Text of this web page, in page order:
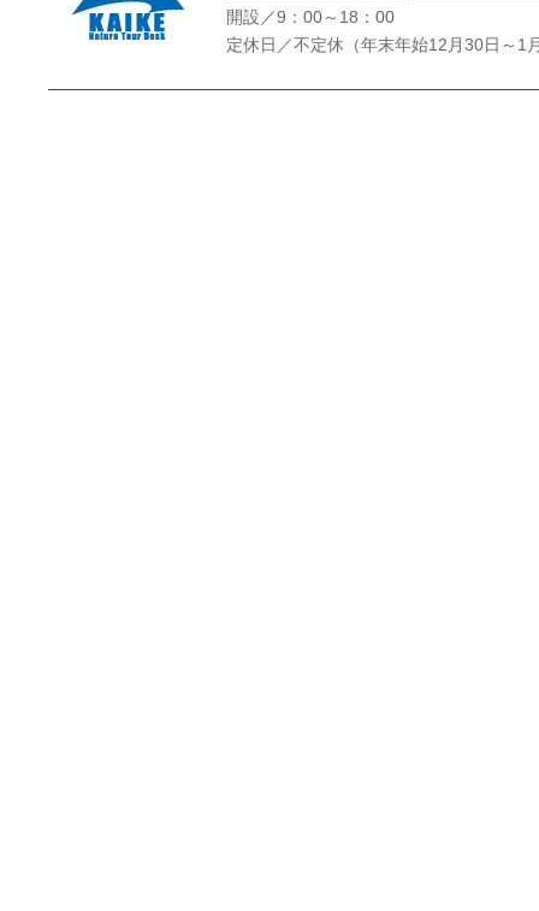
開設／9：00～18：00
定休日／不定休（年末年始12月30日～1